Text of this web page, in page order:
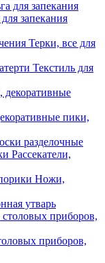
запекания
Терки, все для
Текстиль для
пики,
разделочные
Рассекатели,
Ножи,
утварь
приборов,